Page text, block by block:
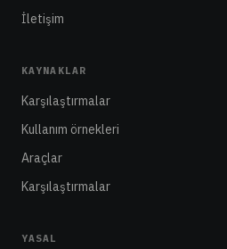
İletişim
KAYNAKLAR
Karşılaştırmalar
Kullanım örnekleri
Araçlar
Karşılaştırmalar
YASAL